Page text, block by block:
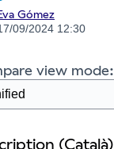
Gómez
09/2024 12:30
view mode:
(Català)